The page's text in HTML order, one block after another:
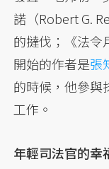
諾（Robert G.
的撻伐；《法令
開始的作者是張
的時候，他參與
工作。
年輕司法官的幸